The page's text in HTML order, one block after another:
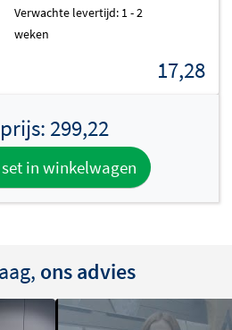
Verwachte levertijd: 1 - 2
weken
17,28
299,22
in winkelwagen
ons advies